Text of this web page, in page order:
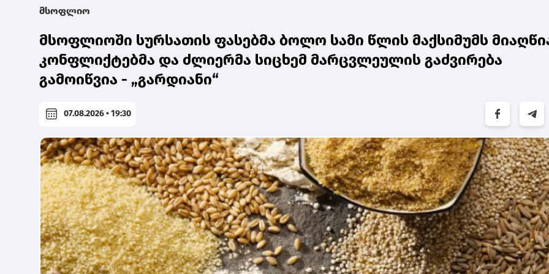
მსოფლიო
მსოფლიოში სურსათის ფასებმა ბოლო სამი წლის მაქსიმუმს
კონფლიქტებმა და ძლიერმა სიცხემ მარცვლეულის გაძვირება
გამოიწვია - „გარდიანი“
07.08.2026 • 19:30